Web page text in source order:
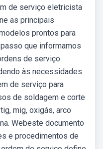
de serviço eletricista
as principais
prontos para
que informamos
de serviço
às necessidades
de serviço para
de soldagem e corte
mig, oxigás, arco
Webeste documento
e procedimentos de